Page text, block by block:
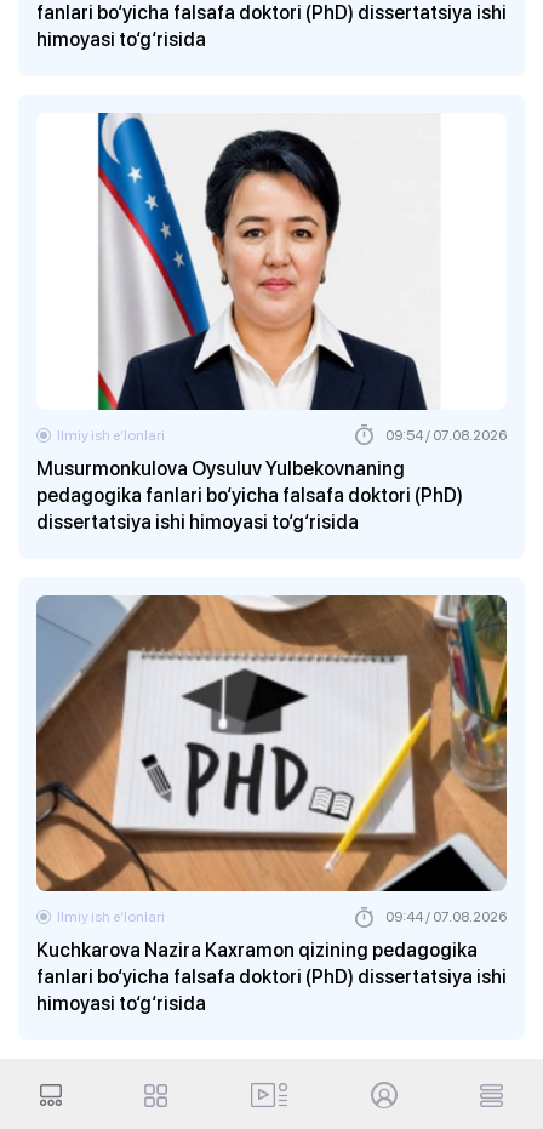
fanlari bo‘yicha falsafa doktori (PhD) dissertatsiya ishi
himoyasi to‘g‘risida
Musurmonkulova Oysuluv Yulbekovnaning
pedagogika fanlari bo‘yicha falsafa doktori (PhD)
dissertatsiya ishi himoyasi to‘g‘risida
Ilmiy ish eʼlonlari 09:54 / 07.08.2026
Kuchkarova Nazira Kaxramon qizining pedagogika
fanlari bo‘yicha falsafa doktori (PhD) dissertatsiya ishi
himoyasi to‘g‘risida
Ilmiy ish eʼlonlari 09:44 / 07.08.2026